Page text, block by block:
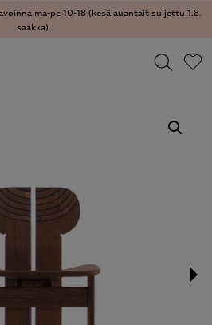
ma-pe 10-18 (kesälauantait suljettu 1.8.
saakka).